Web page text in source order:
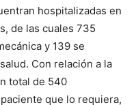
hospitalizadas en
de las cuales 735
y 139 se
Con relación a la
total de 540
que lo requiera,